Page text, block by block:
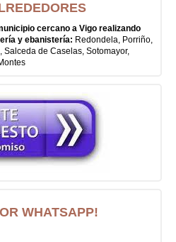
cercano a Vigo realizando
y ebanistería: Redondela, Porriño,
Salceda de Caselas, Sotomayor,
WHATSAPP!